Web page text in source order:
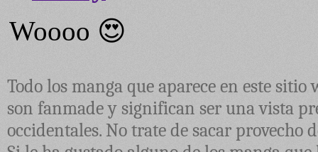
Todo los manga que aparece en este
son fanmade y significan ser una vista
occidentales. No trate de sacar provecho